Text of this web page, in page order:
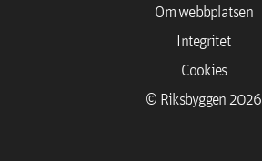
© Riksbyggen 2026
Cookies
Integritet
Om webbplatsen